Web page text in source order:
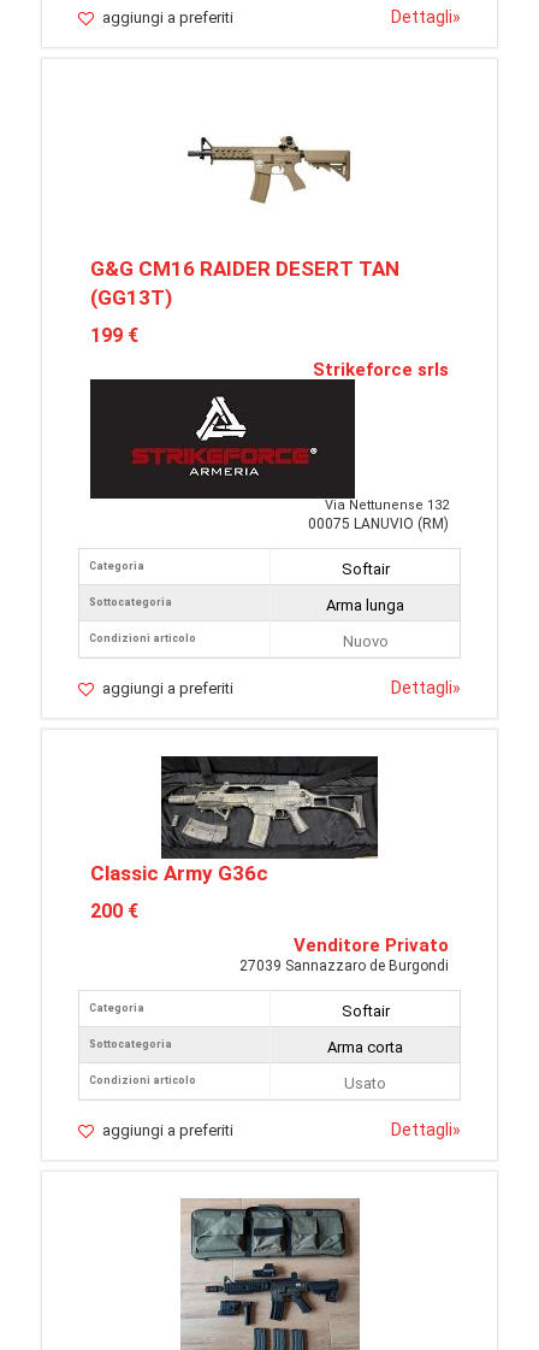
aggiungi a preferiti Dettagli»
G&G CM16 RAIDER DESERT TAN
(GG13T)
199 €
Strikeforce srls
Via Nettunense 132
00075 LANUVIO (RM)
Categoria
Sottocategoria
Condizioni articolo
Softair
Arma lunga
Nuovo
aggiungi a preferiti Dettagli»
Classic Army G36c
200 €
Venditore Privato
27039 Sannazzaro de Burgondi
Categoria
Sottocategoria
Condizioni articolo
Softair
Arma corta
Usato
aggiungi a preferiti Dettagli»